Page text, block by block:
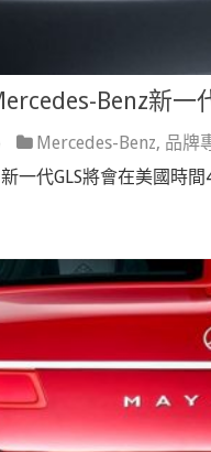
Benz新
Mercedes-Benz, 品牌
一代GLS將會在美國時